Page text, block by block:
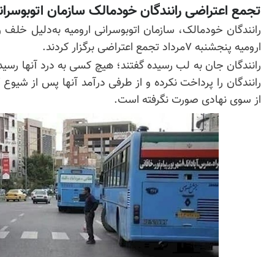
تجمع اعتراضی رانندگان خود‌مالک سازمان
رانندگان خودمالک، سازمان اتوبوسرانی ارومیه به‌دلیل
ارومیه پنجشنبه ۷مرداد تجمع اعتراضی برگزار کردند.
رانندگان جان به لب رسیده گفتند؛ هیچ کسی به درد آنها
رانندگان را پرداخت نکرده و از طرفی درآمد آنها پس از
از سوی نهادی صورت نگرفته است.